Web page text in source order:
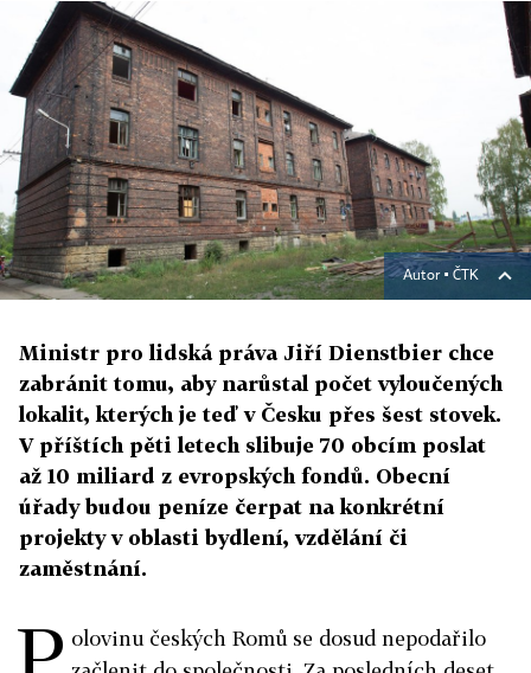
Autor ▪ ČTK
Ministr pro lidská práva Jiří Dienstbier chce
zabránit tomu, aby narůstal počet vyloučených
lokalit, kterých je teď v Česku přes šest stovek.
V příštích pěti letech slibuje 70 obcím poslat
až 10 miliard z evropských fondů. Obecní
úřady budou peníze čerpat na konkrétní
projekty v oblasti bydlení, vzdělání či
zaměstnání.
olovinu českých Romů se dosud nepodařilo